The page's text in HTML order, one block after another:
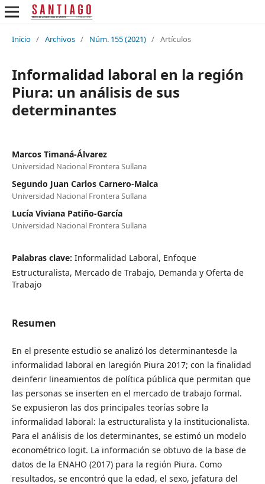
Inicio / Archivos / Núm. 155 (2021) / Artículos
Informalidad laboral en la región
Piura: un análisis de sus
determinantes
Marcos Timaná-Álvarez
Universidad Nacional Frontera Sullana
Segundo Juan Carlos Carnero-Malca
Universidad Nacional Frontera Sullana
Lucía Viviana Patiño-García
Universidad Nacional Frontera Sullana
Palabras clave: Informalidad Laboral, Enfoque
Estructuralista, Mercado de Trabajo, Demanda y Oferta de
Trabajo
Resumen
En el presente estudio se analizó los determinantesde la
informalidad laboral en laregión Piura 2017; con la finalidad
deinferir lineamientos de política pública que permitan que
las personas se inserten en el mercado de trabajo formal.
Se expusieron las dos principales teorías sobre la
informalidad laboral: la estructuralista y la institucionalista.
Para el análisis de los determinantes, se estimó un modelo
econométrico logit. La información se obtuvo de la base de
datos de la ENAHO (2017) para la región Piura. Como
resultados, se encontró que la edad, el sexo, jefatura del